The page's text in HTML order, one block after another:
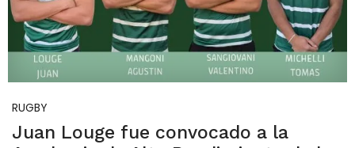
RUGBY
Juan Louge fue convocado a la